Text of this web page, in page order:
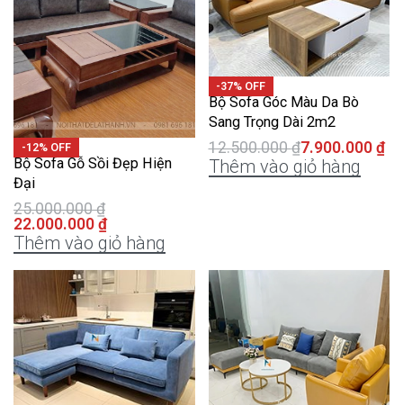
-12% OFF
Bộ Sofa Gỗ Sồi Đẹp Hiện
Đại
25.000.000₫
22.000.000 ₫
Thêm vào giỏ hàng
-37% OFF
Bộ Sofa Góc Màu Da Bò
Sang Trọng Dài 2m2
12.500.000₫7.900.000 ₫
Thêm vào giỏ hàng